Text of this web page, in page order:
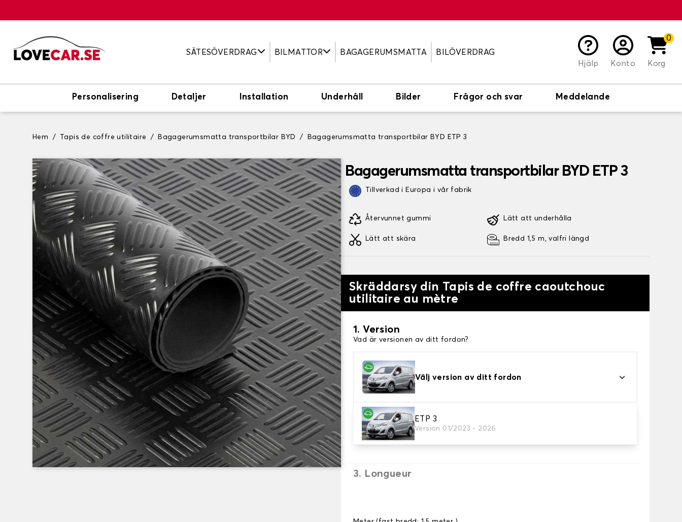
SÄTESÖVERDRAG BILMATTOR BAGAGERUMSMATTA
BILÖVERDRAG
Hjälp
Konto
0
Korg
Personalisering Detaljer Installation Underhåll Bilder Frågor och svar Meddelande
Hem Tapis de coffre utilitaire Bagagerumsmatta transportbilar BYD Bagagerumsmatta transportbilar BYD ETP 3
Bagagerumsmatta transportbilar BYD ETP 3
Tillverkad i Europa i vår fabrik
Återvunnet gummi
Lätt att skära
Lätt att underhålla
Bredd 1,5 m, valfri längd
Skräddarsy din Tapis de coffre caoutchouc
utilitaire au mètre
1. Version
Vad är versionen av ditt fordon?
Välj version av ditt fordon
ETP 3
Version 01/2023 - 2026
2. Färger på mattor
Välj färg på din matta bagageutrymme.
3. Longueur